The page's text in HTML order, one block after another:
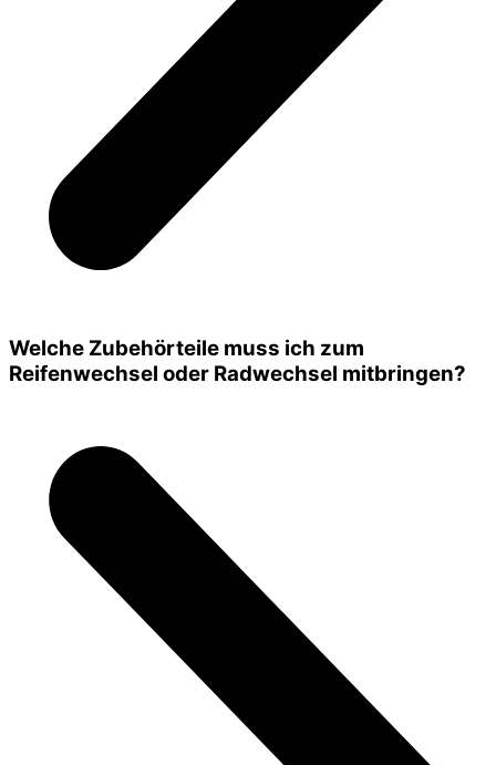
Welche Zubehörteile muss ich zum
Reifenwechsel oder Radwechsel mitbringen?